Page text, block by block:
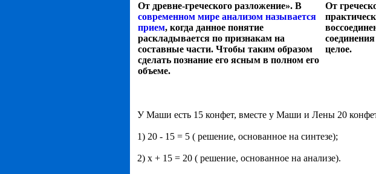
От древне-греческого разложение». В
современном мире анализом называется
прием, когда данное понятие
раскладывается по признакам на
составные части. Чтобы таким образом
сделать познание его ясным в полном его
объеме.
От
целое.
У Маши есть 15 конфет, вместе у Маши и Лены 20
1) 20 - 15 = 5 ( решение, основанное на синтезе);
2) x + 15 = 20 ( решение, основанное на анализе).